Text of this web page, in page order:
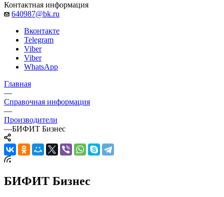
Контактная информация
640987@bk.ru
Вконтакте
Telegram
Viber
Viber
WhatsApp
Главная
—
Справочная информация
—
Производители
—БИФИТ Бизнес
БИФИТ Бизнес